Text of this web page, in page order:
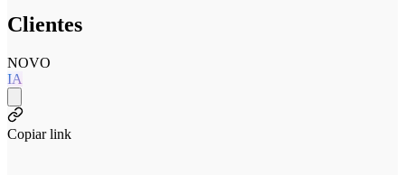
Clientes
NOVO
IA
Copiar link